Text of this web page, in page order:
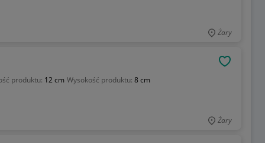
Żary
produktu: 12 cm Wysokość produktu: 8 cm
Żary